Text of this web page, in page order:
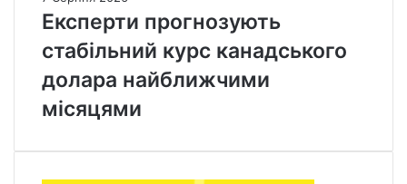
Експерти прогнозують
стабільний курс канадського
долара найближчими
місяцями